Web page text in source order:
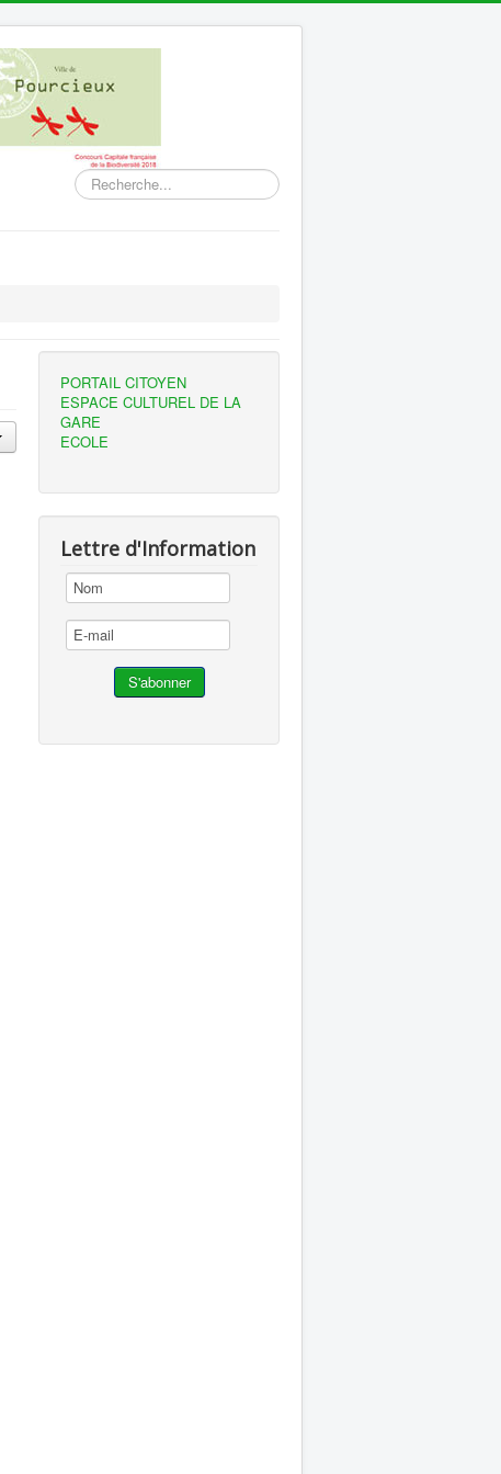
Rechercher
PORTAIL CITOYEN
ESPACE CULTUREL DE LA
GARE
ECOLE
Lettre d'Information